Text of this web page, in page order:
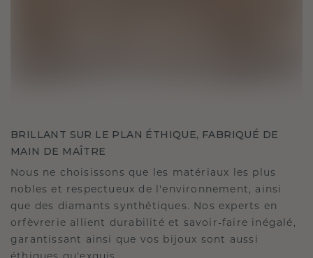
BRILLANT SUR LE PLAN ÉTHIQUE, FABRIQUÉ DE
MAIN DE MAÎTRE
Nous ne choisissons que les matériaux les plus
nobles et respectueux de l'environnement, ainsi
que des diamants synthétiques. Nos experts en
orfèvrerie allient durabilité et savoir-faire inégalé,
garantissant ainsi que vos bijoux sont aussi